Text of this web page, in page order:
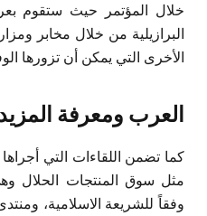
خلال المؤتمر حيث ستقوم
البرازيلية من خلال مخابر
الأخرى التي يمكن أن تزورها
العرب ومعرفة المزيد
كما تضمن اللقاءات التي
مثل سوق المنتجات الحلال
وفقاً للشريعة الاسلامية،